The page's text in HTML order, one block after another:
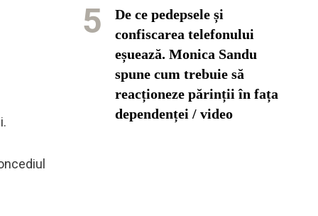
5
De ce pedepsele și
confiscarea telefonului
eșuează. Monica Sandu
spune cum trebuie să
reacționeze părinții în fața
dependenței / video